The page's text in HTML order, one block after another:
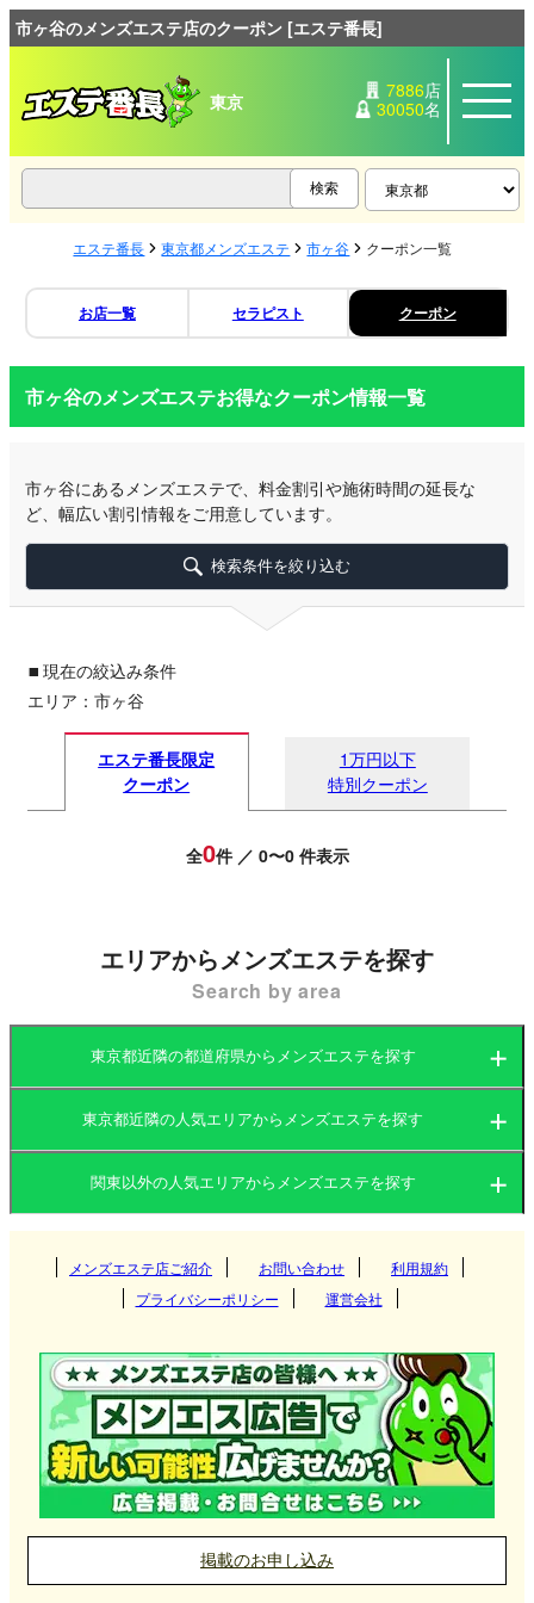
市ヶ谷のメンズエステ店のクーポン [エステ番長]
東京 7886店
30050名
エステ番長 東京都メンズエステ 市ヶ谷 クーポン一覧
お店一覧 セラピスト クーポン
市ヶ谷のメンズエステお得なクーポン情報一覧
市ヶ谷にあるメンズエステで、料金割引や施術時間の延長な
ど、幅広い割引情報をご用意しています。
検索条件を絞り込む
▪ 現在の絞込み条件
エリア：市ヶ谷
エステ番長限定
クーポン
1万円以下
特別クーポン
全0件 ／ 0〜0 件表示
エリアからメンズエステを探す
Search by area
東京都近隣の都道府県からメンズエステを探す
茨城県 群馬県
栃木県 東京都
神奈川県 千葉県
東京都近隣の人気エリアからメンズエステを探す
つくば
守谷
神栖
取手
土浦
群馬県
伊勢崎
太田
前橋
館林
宇都宮
那須塩原
栃木・佐野・足利
小山
東京都
新宿
府中
神奈川県
横浜 千葉県
埼玉県
関東以外の人気エリアからメンズエステを探す
関西
兵庫県 滋賀県
奈良県 和歌山県
愛知県 岐阜県
三重県 静岡県
北海道・東北
北海道 岩手県
秋田県 青森県
九州・沖縄
福岡県 大分県
長崎県 宮崎県
中国
北陸・甲信越
メンズエステ店ご紹介 お問い合わせ
利用規約
プライバシーポリシー
運営会社
掲載のお申し込み